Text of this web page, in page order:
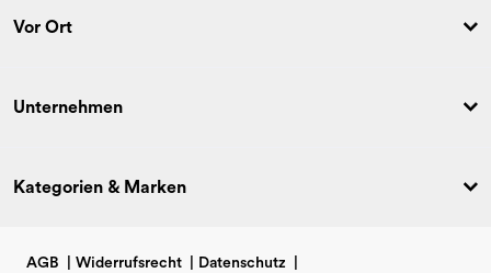
Vor Ort
Unternehmen
Kategorien & Marken
AGB Widerrufsrecht Datenschutz